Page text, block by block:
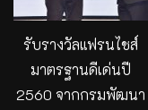
รับรางวัลแฟรนไชส์
มาตรฐานดีเด่นปี
2560 จากกรมพัฒนา